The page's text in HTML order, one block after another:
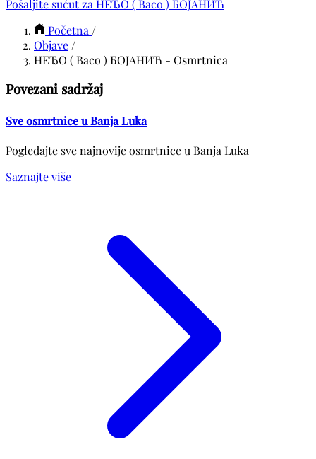
Pošaljite sućut za НЕЂО ( Васо ) БОЈАНИЋ
Početna /
Objave /
НЕЂО ( Васо ) БОЈАНИЋ - Osmrtnica
Povezani sadržaj
Sve osmrtnice u Banja Luka
Pogledajte sve najnovije osmrtnice u Banja Luka
Saznajte više